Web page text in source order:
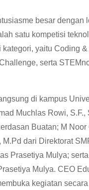
besar dengan
satu kompetisi
yaitu Coding
serta
di kampus
Muchlas Rowi,
Buatan; M
M.Pd dari Direktorat
Prasetiya Mulya;
Mulya. CEO
kegiatan